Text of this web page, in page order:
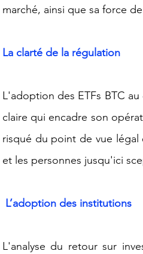
marché, ainsi que sa force
La clarté de la régulation
L'adoption des ETFs BTC
claire qui encadre son
risqué du point de vue
et les personnes jusqu'ici
L’adoption des institutions
L'analyse du retour sur